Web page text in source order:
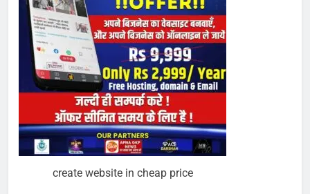
create website in cheap price